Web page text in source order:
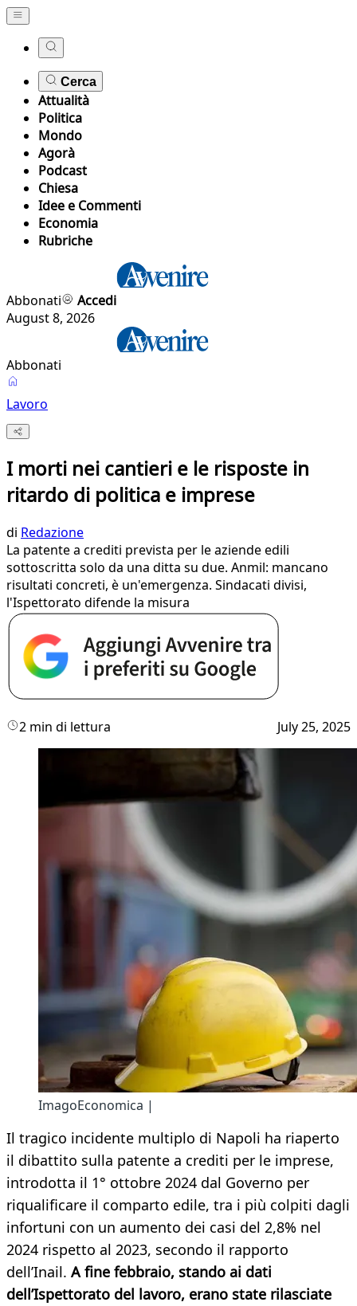
Cerca
Attualità
Politica
Mondo
Agorà
Podcast
Chiesa
Idee e Commenti
Economia
Rubriche
Abbonati
Accedi
August 8, 2026
Abbonati
Lavoro
I morti nei cantieri e le risposte in
ritardo di politica e imprese
di Redazione
La patente a crediti prevista per le aziende edili
sottoscritta solo da una ditta su due. Anmil: mancano
risultati concreti, è un'emergenza. Sindacati divisi,
l'Ispettorato difende la misura
2 min di lettura July 25, 2025
ImagoEconomica |
Il tragico incidente multiplo di Napoli ha riaperto
il dibattito sulla patente a crediti per le imprese,
introdotta il 1° ottobre 2024 dal Governo per
riqualificare il comparto edile, tra i più colpiti dagli
infortuni con un aumento dei casi del 2,8% nel
2024 rispetto al 2023, secondo il rapporto
dell’Inail. A fine febbraio, stando ai dati
dell’Ispettorato del lavoro, erano state rilasciate